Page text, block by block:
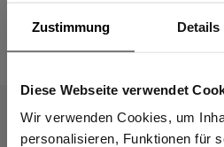
Zustimmung Details
Diese Webseite verwendet
Wir verwenden Cookies, um
personalisieren, Funktionen für
Das passt dazu
Sind